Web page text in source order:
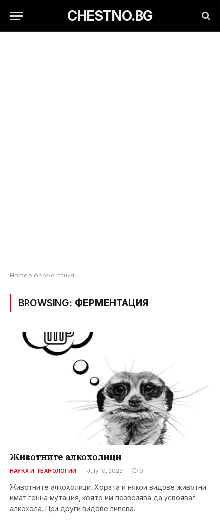
CHESTNO.BG
Home » ферментация
BROWSING: ФЕРМЕНТАЦИЯ
Животните алкохолици
НАУКА И ТЕХНОЛОГИИ July 10, 2023 0
Животните алкохолици. Хората и някои видове животни
имат генна мутация, която им позволява да усвояват
алкохола. При други видове липсвa.